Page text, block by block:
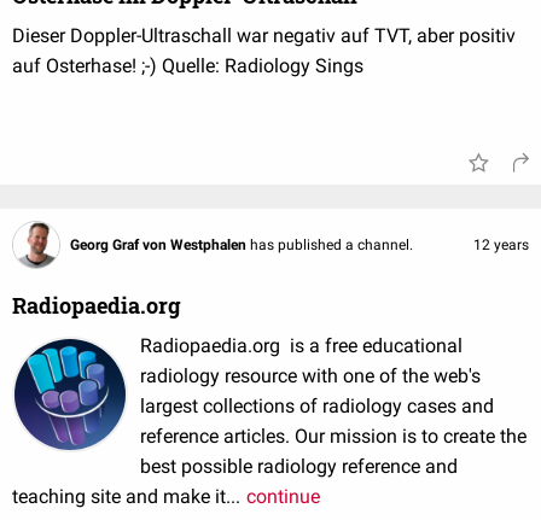
Dieser Doppler-Ultraschall war negativ auf TVT, aber positiv
auf Osterhase! ;-) Quelle: Radiology Sings
Georg Graf von Westphalen has published a channel. 12 years
Radiopaedia.org
Radiopaedia.org is a free educational
radiology resource with one of the web's
largest collections of radiology cases and
reference articles. Our mission is to create the
best possible radiology reference and
teaching site and make it... continue